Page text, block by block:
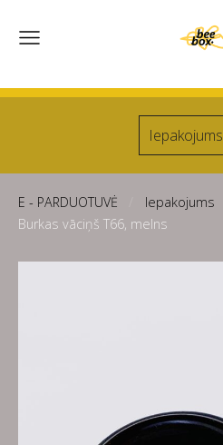
Iepakojums
E - PARDUOTUVĖ
Iepakojums
Burkas vāciņš T66, melns